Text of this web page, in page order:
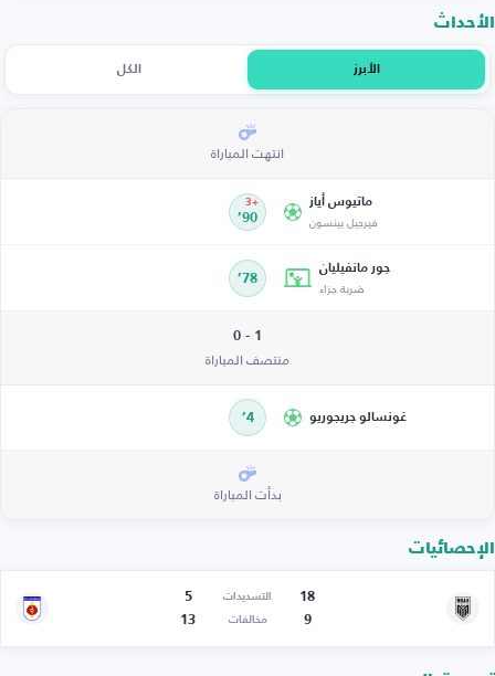
الأحداث
الأبرز الكل
انتهت المباراة
ماتيوس أياز
فيرجيل بينسون 90’
+3
جور مانفيليان
ضربة جزاء 78’
1 - 0
منتصف المباراة
غونسالو جريجوريو 4’
بدأت المباراة
الإحصائيات
18 التسديدات
5
9
مخالفات 13